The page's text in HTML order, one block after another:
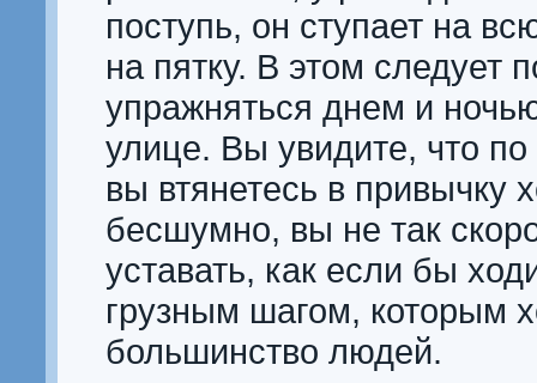
поступь, он ступает на
на пятку. В этом следует
упражняться днем и
улице. Вы увидите, что по
вы втянетесь в привычку
бесшумно, вы не так
уставать, как если бы
грузным шагом, которым
большинство людей.